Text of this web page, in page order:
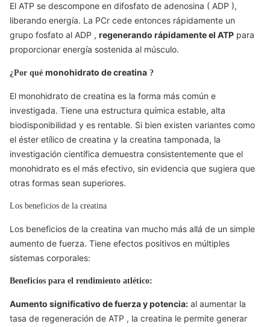
El ATP se descompone en difosfato de adenosina ( ADP ),
liberando energía. La PCr cede entonces rápidamente un
grupo fosfato al ADP , regenerando rápidamenteel ATP para
proporcionar energía sostenida al músculo.
¿Por qué monohidrato de creatina ?
El monohidrato de creatina es la forma más común e
investigada. Tiene una estructura química estable, alta
biodisponibilidad y es rentable. Si bien existen variantes como
el éster etílico de creatina y la creatina tamponada, la
investigación científica demuestra consistentemente que el
monohidrato es el más efectivo, sin evidencia que sugiera que
otras formas sean superiores.
Los beneficios de la creatina
Los beneficios de la creatina van mucho más allá de un simple
aumento de fuerza. Tiene efectos positivos en múltiples
sistemas corporales:
Beneficios para el rendimiento atlético:
Aumento significativo de fuerza y potencia: al aumentar la
tasa de regeneración de ATP , la creatina le permite generar